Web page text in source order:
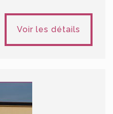
Voir les détails